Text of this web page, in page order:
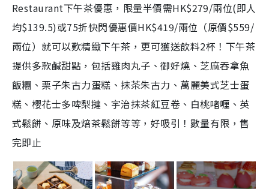
Restaurant下午茶優惠，限量半價需HK$279/兩位(即人
均$139.5)或75折快閃優惠價HK$419/兩位（原價$559/
兩位）就可以歎精緻下午茶，更可獲送飲料2杯！下午茶
提供多款鹹甜點，包括雞肉丸子、御好燒、芝麻吞拿魚
飯糰、栗子朱古力蛋糕、抹茶朱古力、萬麗美式芝士蛋
糕、櫻花士多啤梨撻、宇治抹茶紅豆卷、白桃啫喱、英
式鬆餅、原味及焙茶鬆餅等等，好吸引！數量有限，售
完即止